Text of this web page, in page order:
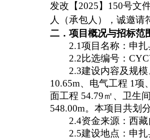
发改【2025】150号文
人（承包人），诚邀
二．项目概况与招标范
2.1项目名称：申
2.2比选编号：
2.3建设内容及规
10.65m、电气工程 1项
面工程 54.79㎡、卫生
548.00m。本项目共划
2.4资金来源：西
2.5建设地点：申